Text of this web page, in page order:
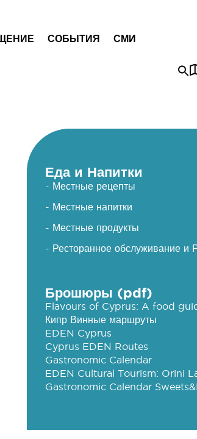
СОБЫТИЯ СМИ
Еда и Напитки
- Местные рецепты
- Местные напитки
- Местные продукты
- Ресторанное обслуживание и
Брошюры (pdf)
Flavours of Cyprus: A food
Кипр Винные маршруты
EDEN Cyprus
Cyprus EDEN Routes
Gastronomic Calendar
EDEN Cultural Tourism: Orini
Gastronomic Calendar